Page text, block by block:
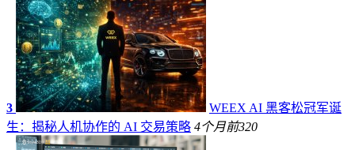
3
WEEX AI 黑客松冠军诞
生：揭秘人机协作的 AI 交易策略 4个月前320